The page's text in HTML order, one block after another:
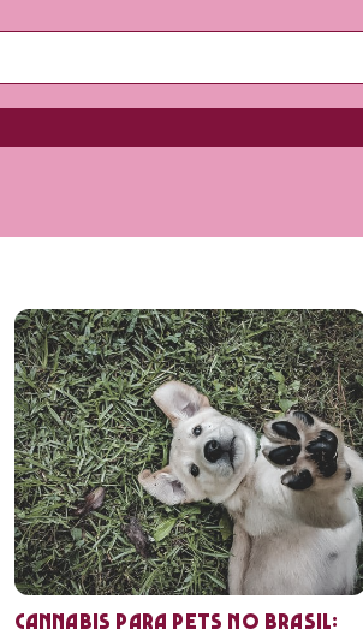
Cannabis para pets no Brasil: